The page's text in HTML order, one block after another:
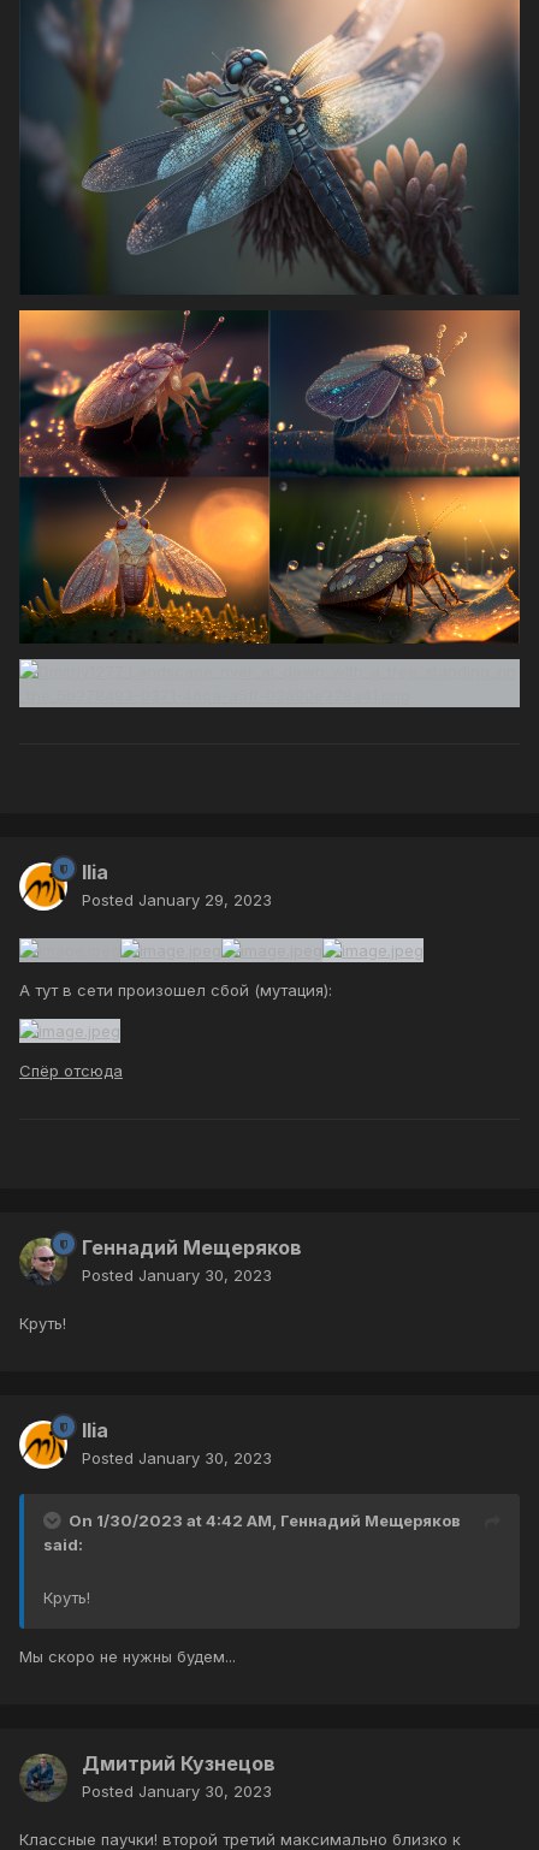
Ilia
Posted January 29, 2023
А тут в сети произошел сбой (мутация):
Спёр отсюда
Геннадий Мещеряков
Posted January 30, 2023
Круть!
Ilia
Posted January 30, 2023
On 1/30/2023 at 4:42 AM, Геннадий Мещеряков
said:
Круть!
Мы скоро не нужны будем...
Дмитрий Кузнецов
Posted January 30, 2023
Классные паучки! второй третий максимально близко к